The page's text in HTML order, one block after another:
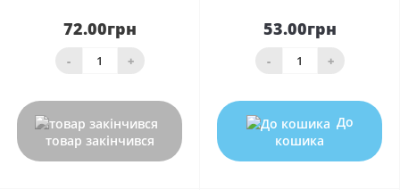
72.00грн
- +
товар закінчився
53.00грн
- +
До
кошика